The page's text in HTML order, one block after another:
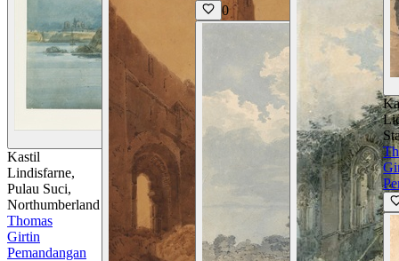
Lihat Detail
Kastil
Lindisfarne,
Pulau Suci,
Northumberland
Thomas
Girtin
Pemandangan
0